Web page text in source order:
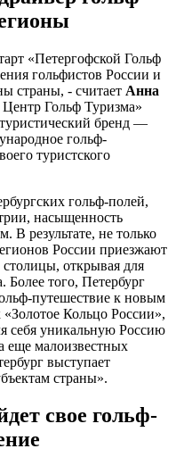
«Петергофской Гольф
гольфистов России и
страны, - считает Анна
Гольф Туризма»
бренд —
гольф-
туристского
гольф-полей,
насыщенность
В результате, не только
России приезжают
открывая для
Более того, Петербург
путешествие к новым
Кольцо России»,
себя уникальную Россию
еще малоизвестных
выступает
страны».
свое гольф-